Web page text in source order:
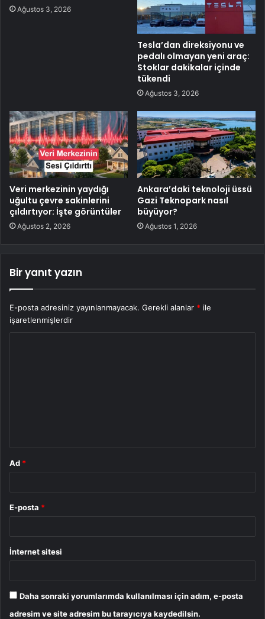
Ağustos 3, 2026
Tesla’dan direksiyonu ve
pedalı olmayan yeni araç:
Stoklar dakikalar içinde
tükendi
Ağustos 3, 2026
Veri merkezinin yaydığı
uğultu çevre sakinlerini
çıldırtıyor: İşte görüntüler
Ağustos 2, 2026
Ankara’daki teknoloji üssü
Gazi Teknopark nasıl
büyüyor?
Ağustos 1, 2026
Bir yanıt yazın
E-posta adresiniz yayınlanmayacak. Gerekli alanlar * ile
işaretlenmişlerdir
Ad *
E-posta *
İnternet sitesi
Daha sonraki yorumlarımda kullanılması için adım, e-posta
adresim ve site adresim bu tarayıcıya kaydedilsin.